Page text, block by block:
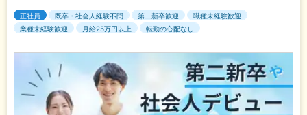
正社員 既卒・社会人経験不問 第二新卒歓迎
職種未経験歓迎
業種未経験歓迎
月給25万円以上 転勤の心配なし